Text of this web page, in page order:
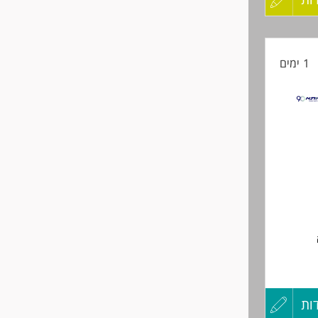
- יתרון
1 ימים
עם
עדכון